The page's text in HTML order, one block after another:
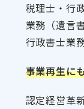
税理士・行
業務（遺言
行政書士業
事業再生に
認定経営革